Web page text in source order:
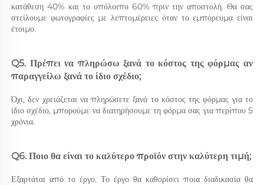
κατάθεση 40% και το υπόλοιπο 60% πριν την αποστολή. Θα σας
στείλουμε φωτογραφίες με λεπτομέρειες όταν το εμπόρευμα είναι
έτοιμο.
Q5. Πρέπει να πληρώσω ξανά το κόστος της φόρμας αν
παραγγείλω ξανά το ίδιο σχέδιο;
Όχι, δεν χρειάζεται να πληρώσετε ξανά το κόστος της φόρμας για το
ίδιο σχέδιο, μπορούμε να διατηρήσουμε τη φόρμα σας για περίπου 5
χρόνια.
Εξαρτάται από το έργο. Το έργο θα καθορίσει ποια διαδικασία θα